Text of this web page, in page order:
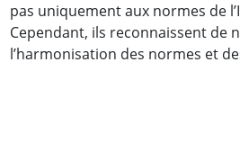
pas uniquement aux normes de
Cependant, ils reconnaissent de
l’harmonisation des normes et